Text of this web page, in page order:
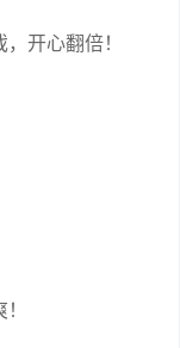
开心翻倍！